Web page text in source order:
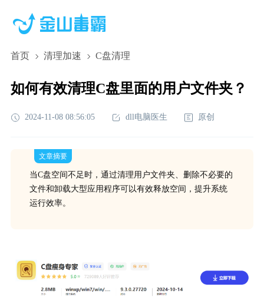
首页 清理加速 C盘清理
如何有效清理C盘里面的用户文件夹？
2024-11-08 08:56:05 dll电脑医生 原创
文章摘要
当C盘空间不足时，通过清理用户文件夹、删除不必要的
文件和卸载大型应用程序可以有效释放空间，提升系统
运行效率。